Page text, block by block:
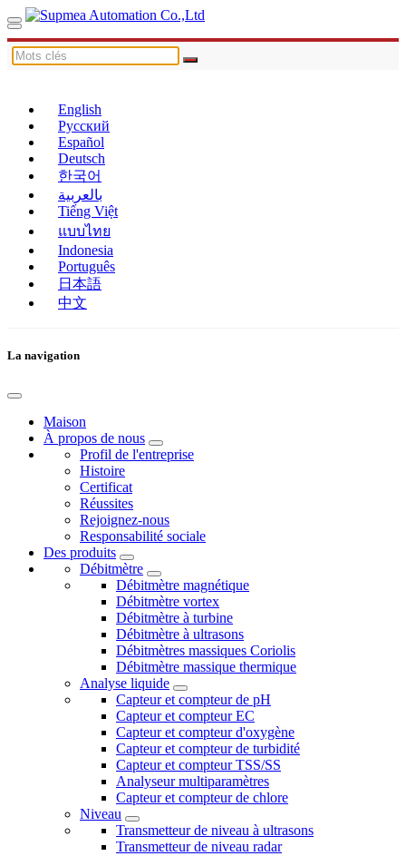
English
Русский
Español
Deutsch
한국어
بالعربية
Tiếng Việt
แบบไทย
Indonesia
Português
日本語
中文
La navigation
Maison
À propos de nous
Profil de l'entreprise
Histoire
Certificat
Réussites
Rejoignez-nous
Responsabilité sociale
Des produits
Débitmètre
Débitmètre magnétique
Débitmètre vortex
Débitmètre à turbine
Débitmètre à ultrasons
Débitmètres massiques Coriolis
Débitmètre massique thermique
Analyse liquide
Capteur et compteur de pH
Capteur et compteur EC
Capteur et compteur d'oxygène
Capteur et compteur de turbidité
Capteur et compteur TSS/SS
Analyseur multiparamètres
Capteur et compteur de chlore
Niveau
Transmetteur de niveau à ultrasons
Transmetteur de niveau radar